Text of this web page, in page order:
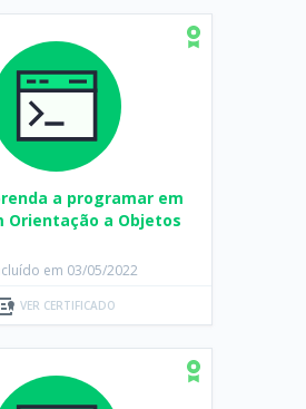
a programar em
Orientação a Objetos
em 03/05/2022
VER CERTIFICADO